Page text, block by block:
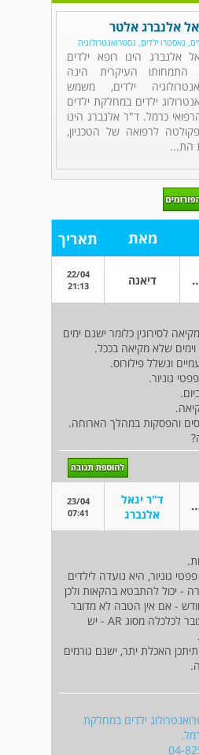
אלנברג אלטר
גאסטרו ילדים, גסטרואנטרולוגיה
אלנברג הינו רופא ילדים
התמחותו העיקרית הינה
ילדים, משמש
ילדים במחלקת ילדים
כרמל. ד"ר אלנברג הינו
לרפואה של הטכניון,
הת...
מאת תאריך
על רפלוקס דיאנה
22/04
21:13
חודשים מקיאה לסירוגין כלומר ישנם ימים
שלא מקיאה בככל.
ונשלל פילורוס.
גוניור.
והפסקות במהלך הארוחה.
על רפלוקס
ד"ר יגאל
אלנברג
23/04
07:41
גוניור, היא נועדה לילדים
- יכול להתבטא בהקאות ולכן
- אם אין הטבה לא מדובר
ברגישות ודוקא הייתי עובר לכלכלה מסוג AR - יש
האכלת יתר, ישנם גורמים
ילדים במחלקת